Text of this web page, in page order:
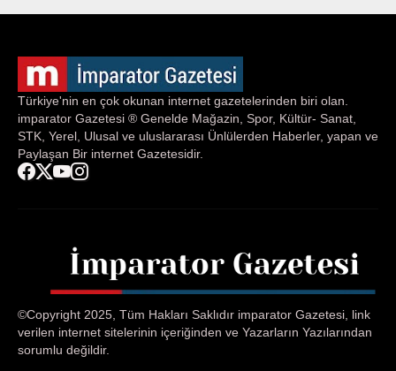
Türkiye'nin en çok okunan internet gazetelerinden biri olan.
imparator Gazetesi ® Genelde Mağazin, Spor, Kültür- Sanat,
STK, Yerel, Ulusal ve uluslararası Ünlülerden Haberler, yapan ve
Paylaşan Bir internet Gazetesidir.
©Copyright 2025, Tüm Hakları Saklıdır imparator Gazetesi, link
verilen internet sitelerinin içeriğinden ve Yazarların Yazılarından
sorumlu değildir.